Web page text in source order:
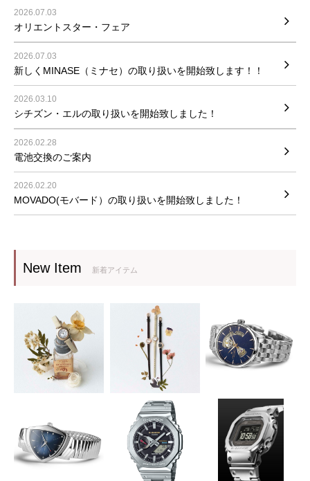
2026.07.03
オリエントスター・フェア
2026.07.03
新しくMINASE（ミナセ）の取り扱いを開始致します！！
2026.03.10
シチズン・エルの取り扱いを開始致しました！
2026.02.28
電池交換のご案内
2026.02.20
MOVADO(モバード）の取り扱いを開始致しました！
New Item 新着アイテム